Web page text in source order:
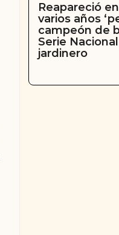
Reapareció
varios años
campeón de
Serie
jardinero